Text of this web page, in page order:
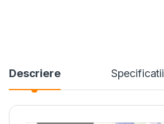
Descriere Specificatii